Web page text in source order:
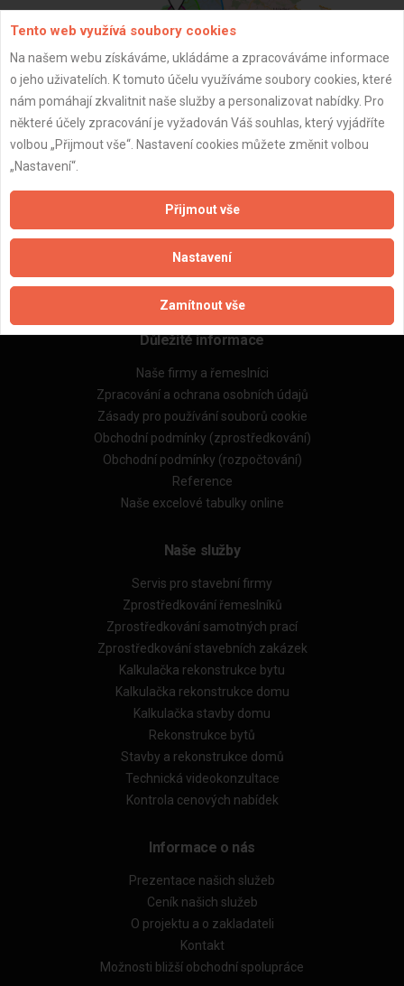
ZPĚT
Aktualizováno z portálu ARES dne 27.02.2025 14:52:51
Důležité informace
Naše firmy a řemeslníci
Zpracování a ochrana osobních údajů
Zásady pro používání souborů cookie
Obchodní podmínky (zprostředkování)
Obchodní podmínky (rozpočtování)
Reference
Naše excelové tabulky online
Naše služby
Servis pro stavební firmy
Zprostředkování řemeslníků
Zprostředkování samotných prací
Zprostředkování stavebních zakázek
Kalkulačka rekonstrukce bytu
Kalkulačka rekonstrukce domu
Kalkulačka stavby domu
Rekonstrukce bytů
Stavby a rekonstrukce domů
Technická videokonzultace
Kontrola cenových nabídek
Informace o nás
Prezentace našich služeb
Ceník našich služeb
O projektu a o zakladateli
Kontakt
Možnosti bližší obchodní spolupráce
Tento web využívá soubory cookies
Na našem webu získáváme, ukládáme a zpracováváme informace
o jeho uživatelích. K tomuto účelu využíváme soubory cookies, které
nám pomáhají zkvalitnit naše služby a personalizovat nabídky. Pro
některé účely zpracování je vyžadován Váš souhlas, který vyjádříte
volbou „Přijmout vše“. Nastavení cookies můžete změnit volbou
„Nastavení“.
Přijmout vše
Nastavení
Zamítnout vše